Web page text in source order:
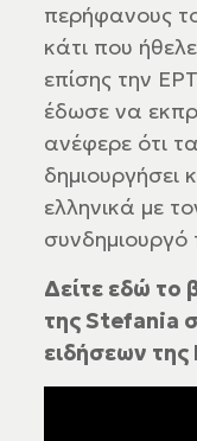
περήφανους
κάτι που
επίσης την
έδωσε να
ανέφερε ότι
δημιουργήσει
ελληνικά με
συνδημιουργό
Δείτε εδώ το
της Stefania
ειδήσεων της